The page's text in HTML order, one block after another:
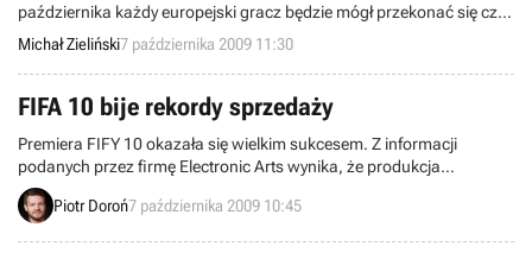
października każdy europejski gracz będzie mógł przekonać się czy
elektroniczne brzmienie jest równie satysfakcjonujące jak gitarowe
riffy. Oznacza to blisko trzy tygodnie czekania, jednak Activision już
teraz wychodzi naprzeciw wszystkim spragnionym muzycznych
doznań. dziś w nocy opublikowano pełną ścieżkę dźwiękową
nadchodzącego tytułu
Michał Zieliński7 października 2009 11:30
FIFA 10 bije rekordy sprzedaży
Premiera FIFY 10 okazała się wielkim sukcesem. Z informacji
podanych przez firmę Electronic Arts wynika, że produkcja
osiągnęła miano najszybciej sprzedającej się gry sportowej w
historii, bijąc jednocześnie wszelkie rekordy sprzedaży ustanowione
Piotr Doroń7 października 2009 10:45